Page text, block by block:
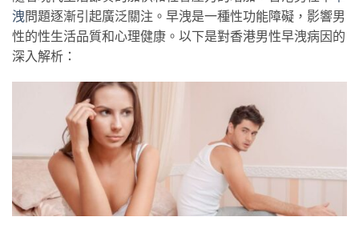
洩問題逐漸引起廣泛關注。早洩是一種性功能障礙，影響男
性的性生活品質和心理健康。以下是對香港男性早洩病因的
深入解析：